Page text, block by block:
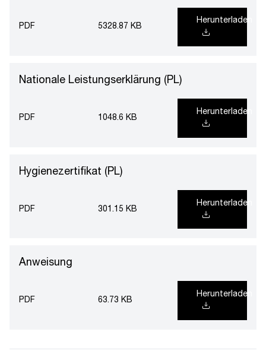
PDF 5328.87 KB
Herunterladen
Nationale Leistungserklärung (PL)
PDF 1048.6 KB
Herunterladen
Hygienezertifikat (PL)
PDF 301.15 KB
Herunterladen
Anweisung
PDF 63.73 KB
Herunterladen